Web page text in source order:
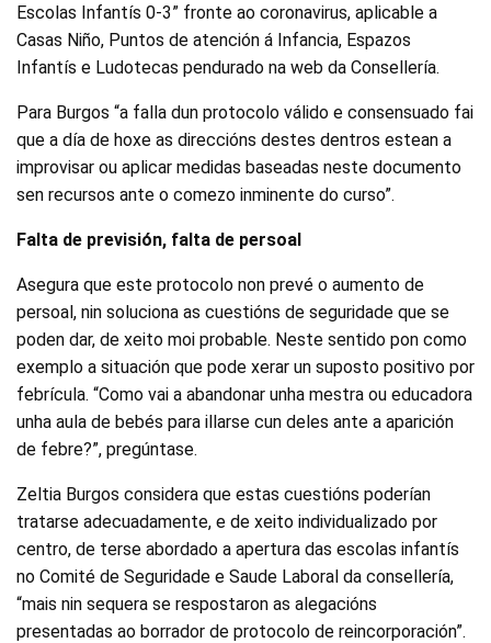
Escolas Infantís 0-3” fronte ao coronavirus, aplicable a
Casas Niño, Puntos de atención á Infancia, Espazos
Infantís e Ludotecas pendurado na web da Consellería.
Para Burgos “a falla dun protocolo válido e consensuado fai
que a día de hoxe as direccións destes dentros estean a
improvisar ou aplicar medidas baseadas neste documento
sen recursos ante o comezo inminente do curso”.
Falta de previsión, falta de persoal
Asegura que este protocolo non prevé o aumento de
persoal, nin soluciona as cuestións de seguridade que se
poden dar, de xeito moi probable. Neste sentido pon como
exemplo a situación que pode xerar un suposto positivo por
febrícula. “Como vai a abandonar unha mestra ou educadora
unha aula de bebés para illarse cun deles ante a aparición
de febre?”, pregúntase.
Zeltia Burgos considera que estas cuestións poderían
tratarse adecuadamente, e de xeito individualizado por
centro, de terse abordado a apertura das escolas infantís
no Comité de Seguridade e Saude Laboral da consellería,
“mais nin sequera se respostaron as alegacións
presentadas ao borrador de protocolo de reincorporación”.